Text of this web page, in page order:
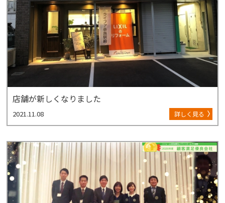
店舗が新しくなりました
2021.11.08 詳しく見る